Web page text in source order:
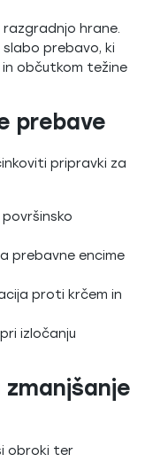
razgradnjo hrane.
prebavo, ki
in občutkom težine
prebave
pripravki za
površinsko
prebavne encime
proti krčem in
izločanju
obroki ter